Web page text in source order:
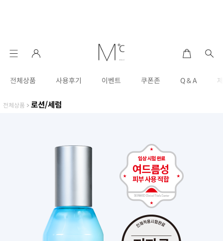
전체상품 사용후기 이벤트 쿠폰존 Q & A
전체상품 > 로션/세럼